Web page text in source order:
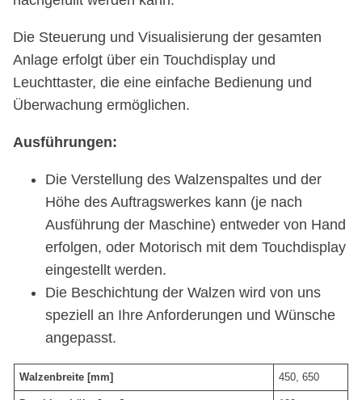
Die Steuerung und Visualisierung der gesamten
Anlage erfolgt über ein Touchdisplay und
Leuchttaster, die eine einfache Bedienung und
Überwachung ermöglichen.
Ausführungen:
Die Verstellung des Walzenspaltes und der
Höhe des Auftragswerkes kann (je nach
Ausführung der Maschine) entweder von Hand
erfolgen, oder Motorisch mit dem Touchdisplay
eingestellt werden.
Die Beschichtung der Walzen wird von uns
speziell an Ihre Anforderungen und Wünsche
angepasst.
Walzenbreite [mm] 450, 650